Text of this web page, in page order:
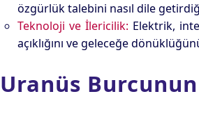
özgürlük talebini nasıl dile
Teknoloji ve İlericilik: Elektrik,
açıklığını ve geleceğe
Uranüs